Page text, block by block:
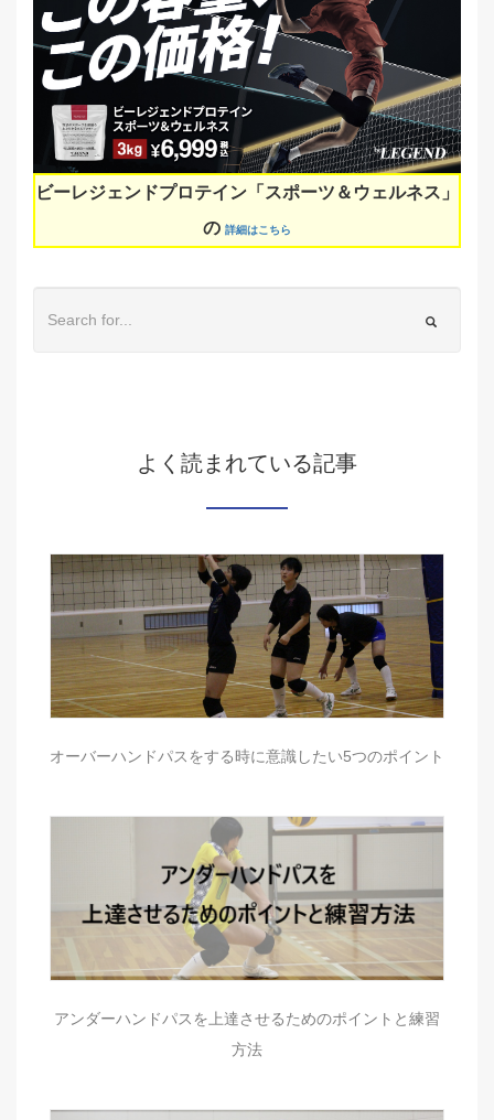
ビーレジェンドプロテイン「スポーツ＆ウェルネス」
の 詳細はこちら
よく読まれている記事
オーバーハンドパスをする時に意識したい5つのポイント
アンダーハンドパスを上達させるためのポイントと練習
方法